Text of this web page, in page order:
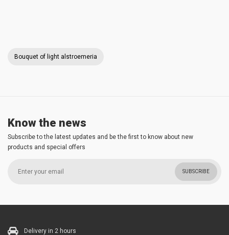
Bouquet of light alstroemeria
Know the news
Subscribe to the latest updates and be the first to know about new
products and special offers
SUBSCRIBE
Delivery in 2 hours